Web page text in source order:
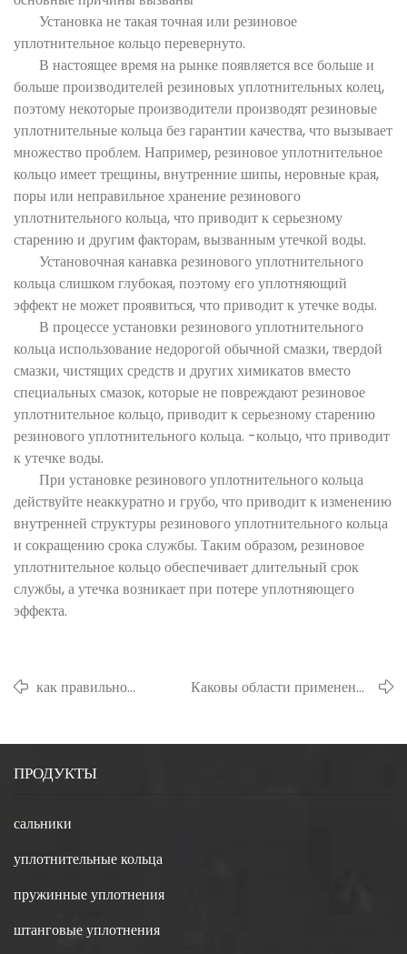
Установка не такая точная или резиновое
уплотнительное кольцо перевернуто.
В настоящее время на рынке появляется все больше и
больше производителей резиновых уплотнительных колец,
поэтому некоторые производители производят резиновые
уплотнительные кольца без гарантии качества, что вызывает
множество проблем. Например, резиновое уплотнительное
кольцо имеет трещины, внутренние шипы, неровные края,
поры или неправильное хранение резинового
уплотнительного кольца, что приводит к серьезному
старению и другим факторам, вызванным утечкой воды.
Установочная канавка резинового уплотнительного
кольца слишком глубокая, поэтому его уплотняющий
эффект не может проявиться, что приводит к утечке воды.
В процессе установки резинового уплотнительного
кольца использование недорогой обычной смазки, твердой
смазки, чистящих средств и других химикатов вместо
специальных смазок, которые не повреждают резиновое
уплотнительное кольцо, приводит к серьезному старению
резинового уплотнительного кольца. -кольцо, что приводит
к утечке воды.
При установке резинового уплотнительного кольца
действуйте неаккуратно и грубо, что приводит к изменению
внутренней структуры резинового уплотнительного кольца
и сокращению срока службы. Таким образом, резиновое
уплотнительное кольцо обеспечивает длительный срок
службы, а утечка возникает при потере уплотняющего
эффекта.
как правильно
Каковы области применения
ПРОДУКТЫ
сальники
уплотнительные кольца
пружинные уплотнения
штанговые уплотнения